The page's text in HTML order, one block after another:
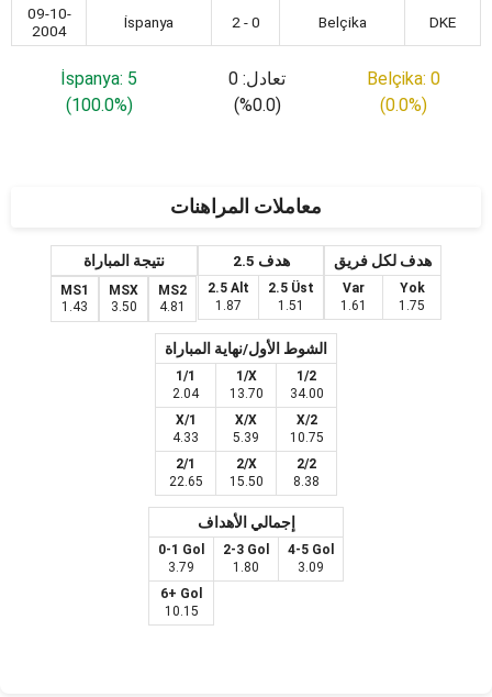
09-10-
2004
İspanya 2 - 0 Belçika DKE
İspanya: 5
(100.0%)
تعادل: 0
(0.0%)
Belçika: 0
(0.0%)
معاملات المراهنات
نتيجة المباراة
MS1
1.43
MSX
3.50
MS2
4.81
2.5 هدف
2.5 Alt
1.87
2.5 Üst
1.51
هدف لكل فريق
Var
1.61
Yok
1.75
الشوط الأول/نهاية المباراة
1/1
2.04
1/X
13.70
1/2
34.00
X/1
4.33
X/X
5.39
X/2
10.75
2/1
22.65
2/X
15.50
2/2
8.38
إجمالي الأهداف
0-1 Gol
3.79
2-3 Gol
1.80
4-5 Gol
3.09
6+ Gol
10.15